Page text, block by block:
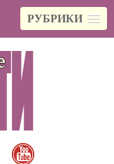
РУБРИКИ